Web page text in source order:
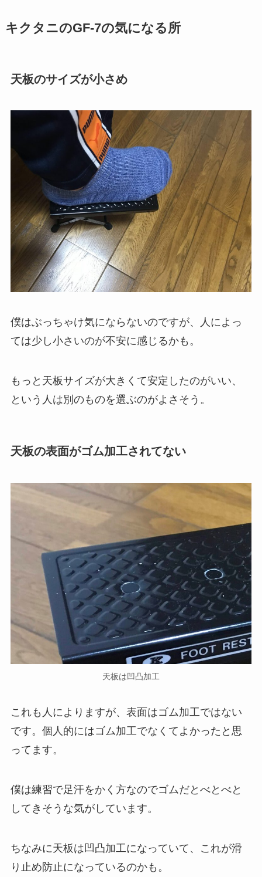
キクタニのGF-7の気になる所
天板のサイズが小さめ
僕はぶっちゃけ気にならないのですが、人によっ
ては少し小さいのが不安に感じるかも。
もっと天板サイズが大きくて安定したのがいい、
という人は別のものを選ぶのがよさそう。
天板の表面がゴム加工されてない
天板は凹凸加工
これも人によりますが、表面はゴム加工ではない
です。個人的にはゴム加工でなくてよかったと思
ってます。
僕は練習で足汗をかく方なのでゴムだとべとべと
してきそうな気がしています。
ちなみに天板は凹凸加工になっていて、これが滑
り止め防止になっているのかも。